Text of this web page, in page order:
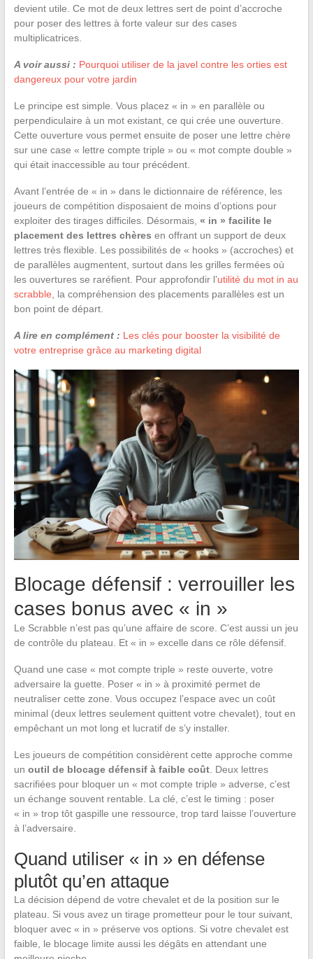
devient utile. Ce mot de deux lettres sert de point d’accroche
pour poser des lettres à forte valeur sur des cases
multiplicatrices.
A voir aussi : Pourquoi utiliser de la javel contre les orties est
dangereux pour votre jardin
Le principe est simple. Vous placez « in » en parallèle ou
perpendiculaire à un mot existant, ce qui crée une ouverture.
Cette ouverture vous permet ensuite de poser une lettre chère
sur une case « lettre compte triple » ou « mot compte double »
qui était inaccessible au tour précédent.
Avant l’entrée de « in » dans le dictionnaire de référence, les
joueurs de compétition disposaient de moins d’options pour
exploiter des tirages difficiles. Désormais, « in » facilite le
placement des lettres chères en offrant un support de deux
lettres très flexible. Les possibilités de « hooks » (accroches) et
de parallèles augmentent, surtout dans les grilles fermées où
les ouvertures se raréfient. Pour approfondir l’utilité du mot in au
scrabble , la compréhension des placements parallèles est un
bon point de départ.
A lire en complément : Les clés pour booster la visibilité de
votre entreprise grâce au marketing digital
Blocage défensif : verrouiller les
cases bonus avec « in »
Le Scrabble n’est pas qu’une affaire de score. C’est aussi un jeu
de contrôle du plateau. Et « in » excelle dans ce rôle défensif.
Quand une case « mot compte triple » reste ouverte, votre
adversaire la guette. Poser « in » à proximité permet de
neutraliser cette zone. Vous occupez l’espace avec un coût
minimal (deux lettres seulement quittent votre chevalet), tout en
empêchant un mot long et lucratif de s’y installer.
Les joueurs de compétition considèrent cette approche comme
un outil de blocage défensif à faible coût. Deux lettres
sacrifiées pour bloquer un « mot compte triple » adverse, c’est
un échange souvent rentable. La clé, c’est le timing : poser
« in » trop tôt gaspille une ressource, trop tard laisse l’ouverture
à l’adversaire.
Quand utiliser « in » en défense
plutôt qu’en attaque
La décision dépend de votre chevalet et de la position sur le
plateau. Si vous avez un tirage prometteur pour le tour suivant,
bloquer avec « in » préserve vos options. Si votre chevalet est
faible, le blocage limite aussi les dégâts en attendant une